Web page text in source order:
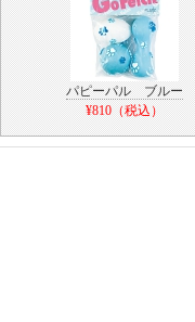
パピーパル ブルー
¥810（税込）